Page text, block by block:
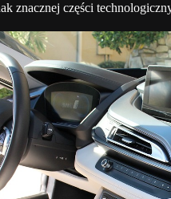
znacznej części